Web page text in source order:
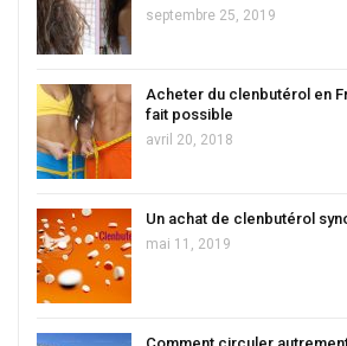
septembre 25, 2019
Acheter du clenbutérol en
fait possible
avril 20, 2018
Un achat de clenbutérol
mai 11, 2019